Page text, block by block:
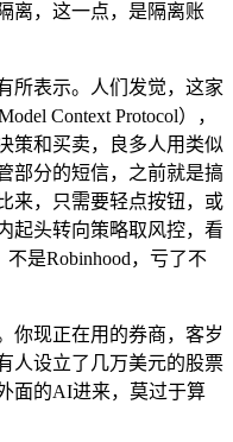
离，这一点，是隔离账
表示。人们发觉，这家
Context Protocol），
策和买卖，良多人用类似
部分的短信，之前就是搞
来，只需要轻点按钮，或
起头转向策略取风控，看
是Robinhood，亏了不
现正在用的券商，客岁
人设立了几万美元的股票
面的AI进来，莫过于算